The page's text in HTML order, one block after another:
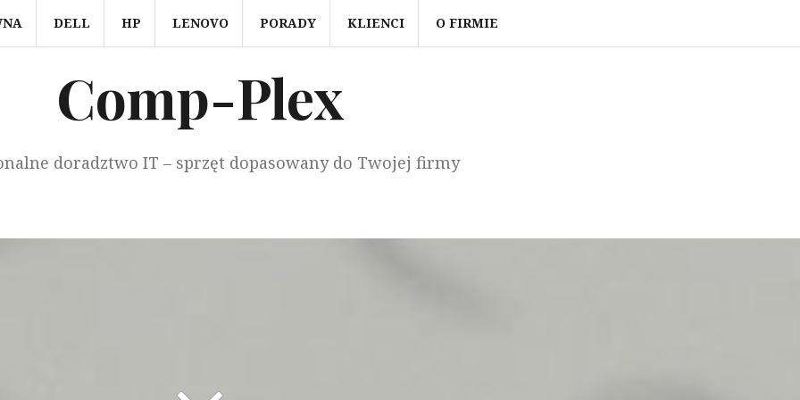
DELL HP LENOVO PORADY KLIENCI O FIRMIE
Comp-Plex
doradztwo IT – sprzęt dopasowany do Twojej firmy